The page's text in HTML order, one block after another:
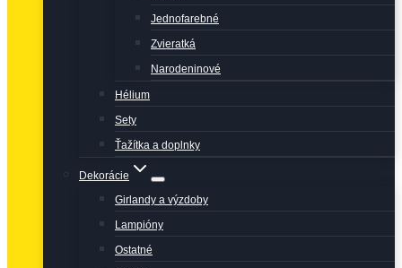
Jednofarebné
Zvieratká
Narodeninové
Hélium
Sety
Ťažítka a doplnky
Dekorácie
Girlandy a výzdoby
Lampióny
Ostatné